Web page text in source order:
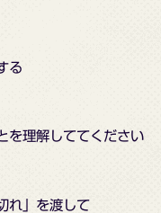
る
を理解しててください
れ」を渡して